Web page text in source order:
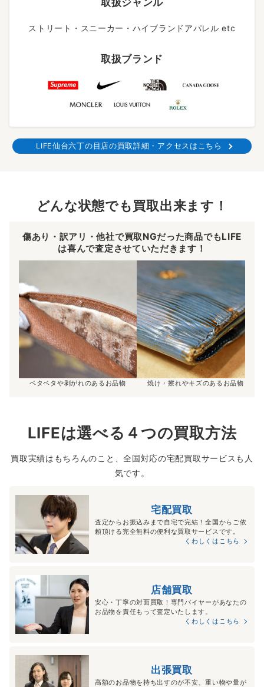
取扱ジャンル
ストリート・スニーカー・ハイブランドアパレル etc
取扱ブランド
LIFE仙台六丁の目店の買取詳細・アクセスはこちら
どんな状態でも買取出来ます！
傷あり・訳アリ・他社で買取NGだった商品でもLIFE
は喜んで査定させていただきます！
ベタベタや剥がれのあるお品物 焼け・擦れやキズのあるお品物
LIFEは選べる４つの買取方法
買取実績はもちろんのこと、全国対応の宅配買取サービスも人
気です。
宅配買取
査定からお振込みまで自宅で完結！全国からご依
頼頂ける完全無料の便利な買取サービスです。
くわしくはこちら
店舗買取
安心・丁寧の対面買取！専門バイヤーがあなたの
お品物を責任もって査定いたします。
くわしくはこちら
出張買取
高額のお品物を持ち出すのが不安、重い物や量が